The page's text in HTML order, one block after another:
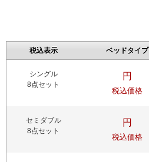
税込表示 ベッドタイプ
シングル
8点セット
円
税込価格
セミダブル
8点セット
円
税込価格